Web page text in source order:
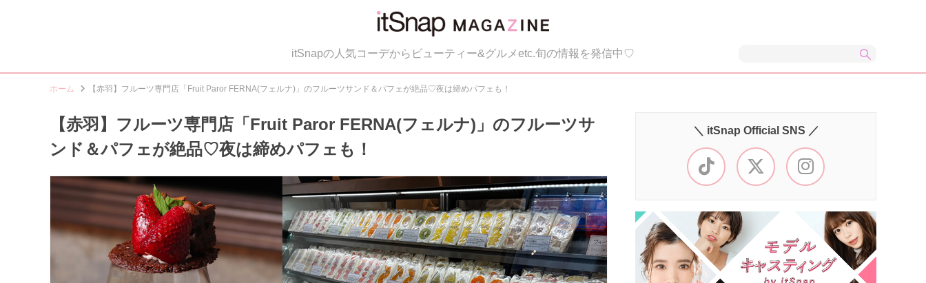
itSnapの人気コーデからビューティー&グルメetc.旬の情報を発信中♡
ホーム 【赤羽】フルーツ専門店「Fruit Paror FERNA(フェルナ)」のフルーツサンド＆パフェが絶品♡夜は締めパフェも！
【赤羽】フルーツ専門店「Fruit Paror FERNA(フェルナ)」のフルーツサ
ンド＆パフェが絶品♡夜は締めパフェも！
＼ itSnap Official SNS ／